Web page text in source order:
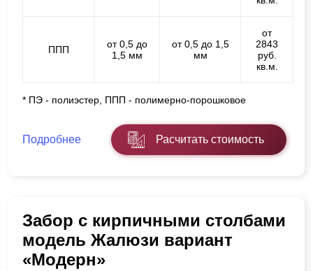
ППП
от 0,5 до
1,5 мм
от 0,5 до 1,5
мм
от
2843
руб.
кв.м.
* ПЭ - полиэстер, ППП - полимерно-порошковое
Подробнее Расчитать стоимость
Забор с кирпичными столбами
модель Жалюзи вариант
«Модерн»